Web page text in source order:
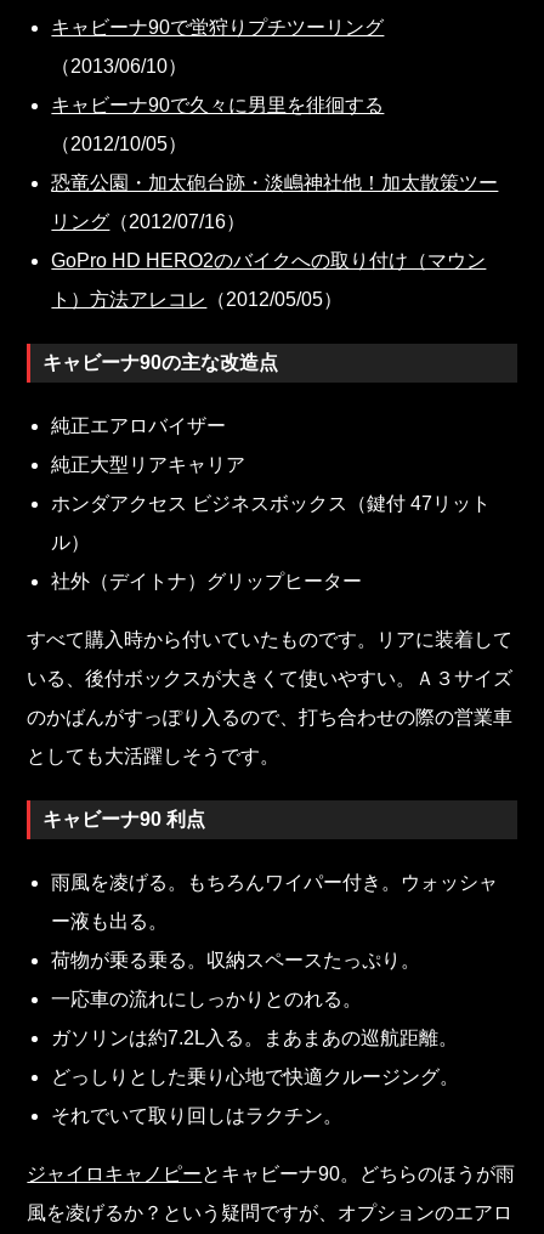
キャビーナ90で蛍狩りプチツーリング
（2013/06/10）
キャビーナ90で久々に男里を徘徊する
（2012/10/05）
恐竜公園・加太砲台跡・淡嶋神社他！加太散策ツー
リング （2012/07/16）
GoPro HD HERO2のバイクへの取り付け（マウン
ト）方法アレコレ
（2012/05/05）
キャビーナ90の主な改造点
純正エアロバイザー
純正大型リアキャリア
ホンダアクセス ビジネスボックス（鍵付 47リット
ル）
社外（デイトナ）グリップヒーター
すべて購入時から付いていたものです。リアに装着して
いる、後付ボックスが大きくて使いやすい。Ａ３サイズ
のかばんがすっぽり入るので、打ち合わせの際の営業車
としても大活躍しそうです。
キャビーナ90 利点
雨風を凌げる。もちろんワイパー付き。ウォッシャ
ー液も出る。
荷物が乗る乗る。収納スペースたっぷり。
一応車の流れにしっかりとのれる。
ガソリンは約7.2L入る。まあまあの巡航距離。
どっしりとした乗り心地で快適クルージング。
それでいて取り回しはラクチン。
ジャイロキャノピーとキャビーナ90。どちらのほうが雨
風を凌げるか？という疑問ですが、オプションのエアロ